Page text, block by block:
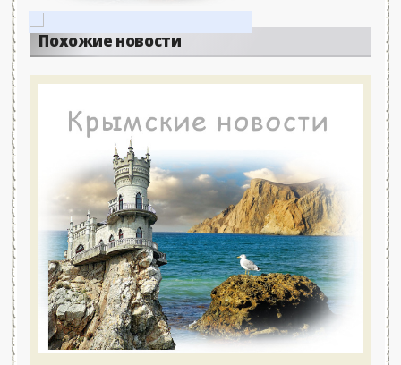
Похожие новости